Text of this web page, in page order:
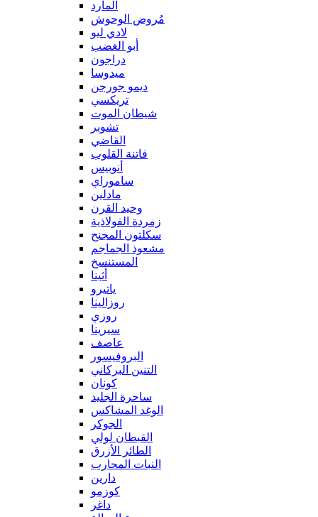
المارد
مُروض الوحوش
لادي ليو
أبو الغضب
دراجون
ميدوسا
ديمو جورجن
تريكسي
شيطان الموت
تشوبر
القاضي
فاتنة القلوب
أنوبيس
ساموراي
مادلين
وحيد القرن
زمردة الفولاذية
سكلتون المجنح
مشعوذ الجماجم
المستنسخ
أثينا
ياتيرو
روزالينا
روزي
سيرينا
عاصف
البروفيسور
التنين البركاني
كونان
ساحرة الجليد
الوغد المشاكس
الجوكر
القبطان لولي
الطائر الأزرق
النبات المحارب
دارين
كوزمو
داغر